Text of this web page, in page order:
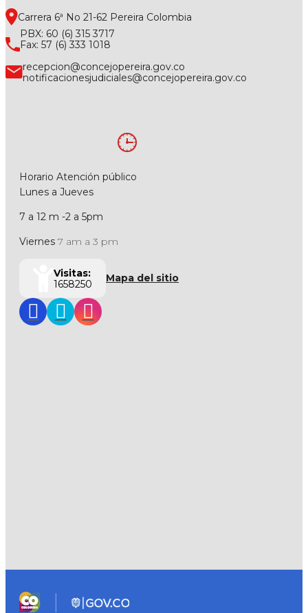
Carrera 6ª No 21-62 Pereira Colombia
PBX: 60 (6) 315 3717
Fax: 57 (6) 333 1018
recepcion@concejopereira.gov.co
notificacionesjudiciales@concejopereira.gov.co
Horario Atención público
Lunes a Jueves
7 a 12 m -2 a 5pm
Viernes 7 am a 3 pm
Visitas:
1658250
Mapa del sitio